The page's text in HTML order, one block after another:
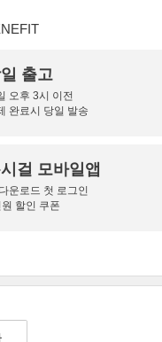
출고
오후 3시 이전
완료시 당일 발송
걸 모바일앱
운로드 첫 로그인
할인 쿠폰